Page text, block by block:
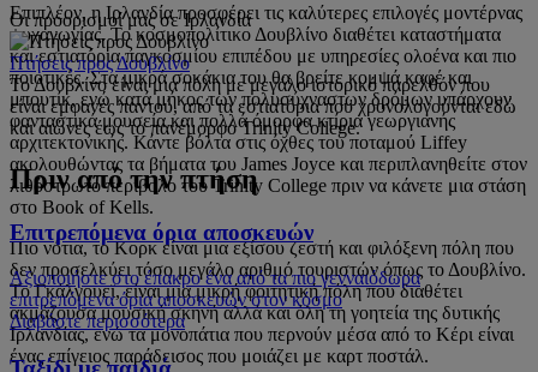
Επιπλέον, η Ιρλανδία προσφέρει τις καλύτερες επιλογές μοντέρνας
ψυχαγωγίας. Το κοσμοπολίτικο Δουβλίνο διαθέτει καταστήματα
και εστιατόρια παγκοσμίου επιπέδου με υπηρεσίες ολοένα και πιο
ποιοτικές. Στα μικρά σοκάκια του θα βρείτε κομψά καφέ και
μπουτίκ, ενώ κατά μήκος των πολυσύχναστων δρόμων υπάρχουν
φανταστικά μουσεία και πολλά όμορφα κτίρια γεωργιανής
αρχιτεκτονικής. Κάντε βόλτα στις όχθες του ποταμού Liffey
ακολουθώντας τα βήματα του James Joyce και περιπλανηθείτε στον
λιθόστρωτο περίβολο του Trinity College πριν να κάνετε μια στάση
στο Book of Kells.
Πιο νότια, το Κορκ είναι μια εξίσου ζεστή και φιλόξενη πόλη που
δεν προσελκύει τόσο μεγάλο αριθμό τουριστών όπως το Δουβλίνο.
Το Γκάλγουεϊ, είναι μια μικρή φοιτητική πόλη που διαθέτει
ακμάζουσα μουσική σκηνή αλλά και όλη τη γοητεία της δυτικής
Ιρλανδίας, ενώ τα μονοπάτια που περνούν μέσα από το Κέρι είναι
ένας επίγειος παράδεισος που μοιάζει με καρτ ποστάλ.
Οι προορισμοί μας σε Ιρλανδία
Πτήσεις προς Δουβλίνο
Το Δουβλίνο είναι μια πόλη με μεγάλο ιστορικό παρελθόν που
είναι εμφανές παντού, από τα εστιατόρια που χρονολογούνται εδώ
και αιώνες έως το πανέμορφο Trinity College.
Πριν από την πτήση
Επιτρεπόμενα όρια αποσκευών
Αξιοποιήστε στο έπακρο ένα από τα πιο γενναιόδωρα
επιτρεπόμενα όρια αποσκευών στον κόσμο
Διαβάστε περισσότερα